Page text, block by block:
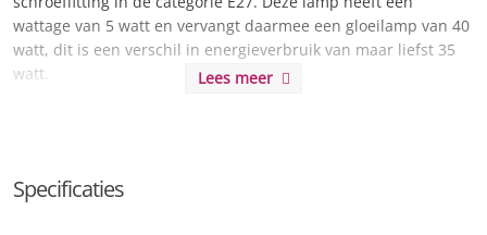
wattage van 5 watt en vervangt daarmee een gloeilamp van 40
watt, dit is een verschil in energieverbruik van maar liefst 35
watt.
per dag laat branden.
Lees meer
Specificaties